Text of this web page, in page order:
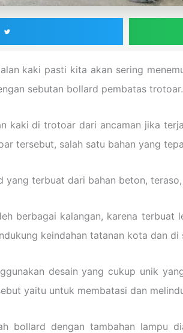
kaki pasti kita akan sering
sebutan bollard pembatas trotoar.
di trotoar dari ancaman jika
tersebut, salah satu bahan yang
terbuat dari bahan beton,
berbagai kalangan, karena terbuat
keindahan tatanan kota dan di
desain yang cukup unik
yaitu untuk membatasi dan
dengan tambahan lampu